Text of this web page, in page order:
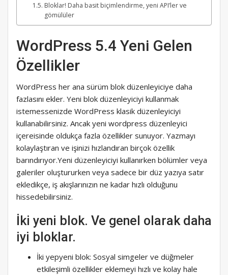
Bloklar! Daha basit biçimlendirme, yeni API’ler ve
gömülüler
WordPress 5.4 Yeni Gelen
Özellikler
WordPress her ana sürüm blok düzenleyiciye daha
fazlasını ekler. Yeni blok düzenleyiciyi kullanmak
istemessenizde WordPress klasik düzenleyiciyi
kullanabilirsiniz. Ancak yeni wordpress düzenleyici
içereisinde oldukça fazla özellikler sunuyor. Yazmayı
kolaylaştıran ve işinizi hızlandıran birçok özellik
barındırıyor.Yeni düzenleyiciyi kullanırken bölümler veya
galeriler oluştururken veya sadece bir düz yazıya satır
ekledikçe, iş akışlarınızın ne kadar hızlı olduğunu
hissedebilirsiniz.
İki yeni blok. Ve genel olarak daha
iyi bloklar.
İki yepyeni blok: Sosyal simgeler ve düğmeler
etkileşimli özellikler eklemeyi hızlı ve kolay hale